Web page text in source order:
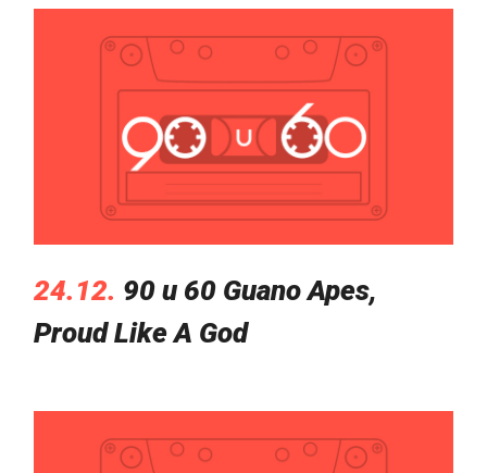
24.12. 90 u 60 Guano Apes,
Proud Like A God